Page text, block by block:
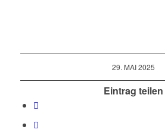
29. MAI 2025
Eintrag teilen